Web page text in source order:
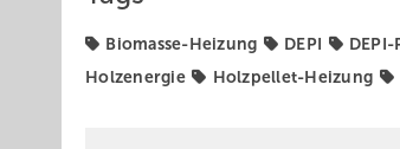
Biomasse-Heizung DEPI
Holzenergie
Holzpellet-Heizung